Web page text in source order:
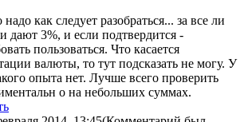
надо как следует разобраться... за все ли
дают 3%, и если подтвердится -
пользоваться. Что касается
валюты, то тут подсказать не могу. У
опыта нет. Лучше всего проверить
о на небольших суммах.